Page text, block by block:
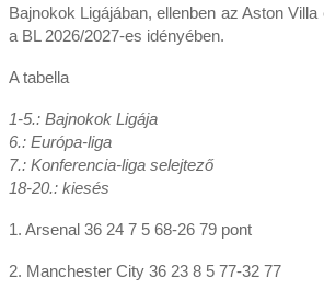
Bajnokok Ligájában, ellenben az Aston
a BL 2026/2027-es idényében.
A tabella
1-5.: Bajnokok Ligája
6.: Európa-liga
7.: Konferencia-liga selejtező
18-20.: kiesés
1. Arsenal 36 24 7 5 68-26 79 pont
2. Manchester City 36 23 8 5 77-32 77